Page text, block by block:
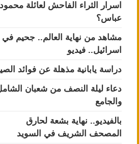
اسرار الثراء الفاحش لعائلة محمود
عباس؟
مشاهد من نهاية العالم.. جحيم في
اسرائيل.. فيديو
دراسة يابانية مذهلة عن فوائد
دعاء ليلة النصف من شعبان
والجامع
بالفيديو.. نهاية بشعة لحارق
المصحف الشريف في السويد